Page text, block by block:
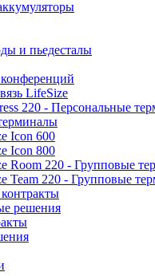
и пьедесталы
LifeSize
220 - Персональные
Icon 600
Icon 800
Room 220 - Групповые
Team 220 - Групповые
решения